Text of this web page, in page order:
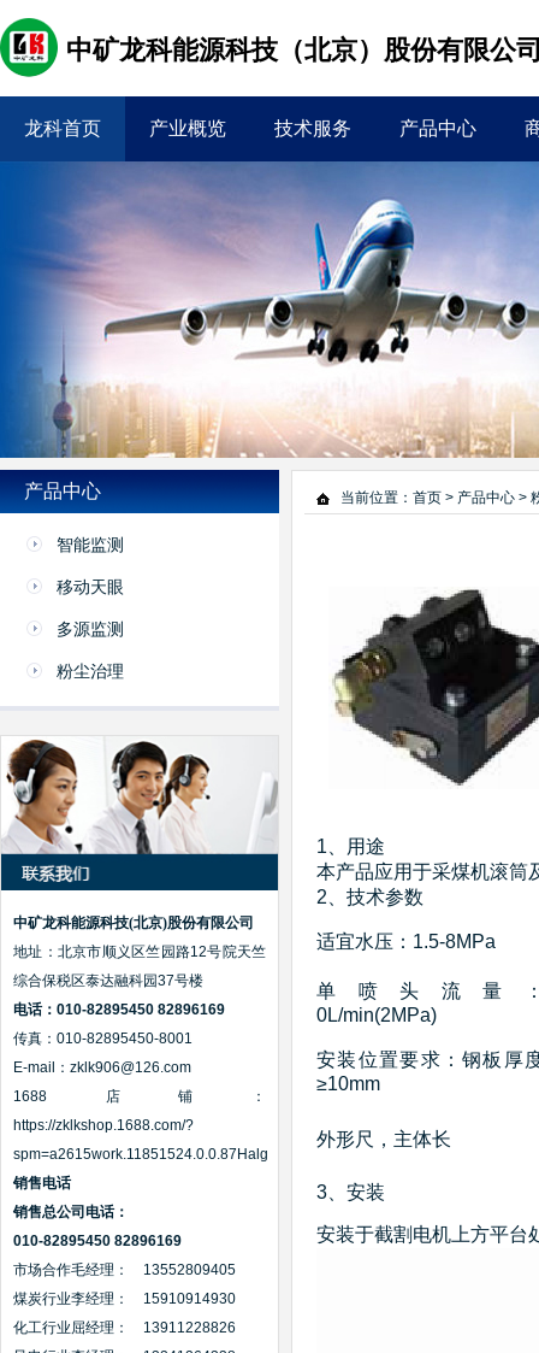
中矿龙科能源科技（北京）股份有限公
龙科首页 产业概览 技术服务 产品中心
产品中心
智能监测
移动天眼
多源监测
粉尘治理
中矿龙科能源科技(北京)股份有限公司
地址：北京市顺义区竺园路12号院天竺
综合保税区泰达融科园37号楼
电话：010-82895450 82896169
传真：010-82895450-8001
E-mail：zklk906@126.com
1688店铺：
https://zklkshop.1688.com/?
spm=a2615work.11851524.0.0.87Halg
销售电话
销售总公司电话：
010-82895450 82896169
市场合作毛经理： 13552809405
煤炭行业李经理： 15910914930
化工行业屈经理： 13911228826
当前位置： 首页 > 产品中心 >
1、用途
本产品应用于采煤机滚筒
2、技术参数
适宜水压：1.5-8MPa
单喷头流量
0L/min(2MPa)
安装位置要求：钢板厚
≥10mm
外形尺，主体长
3、安装
安装于截割电机上方平台